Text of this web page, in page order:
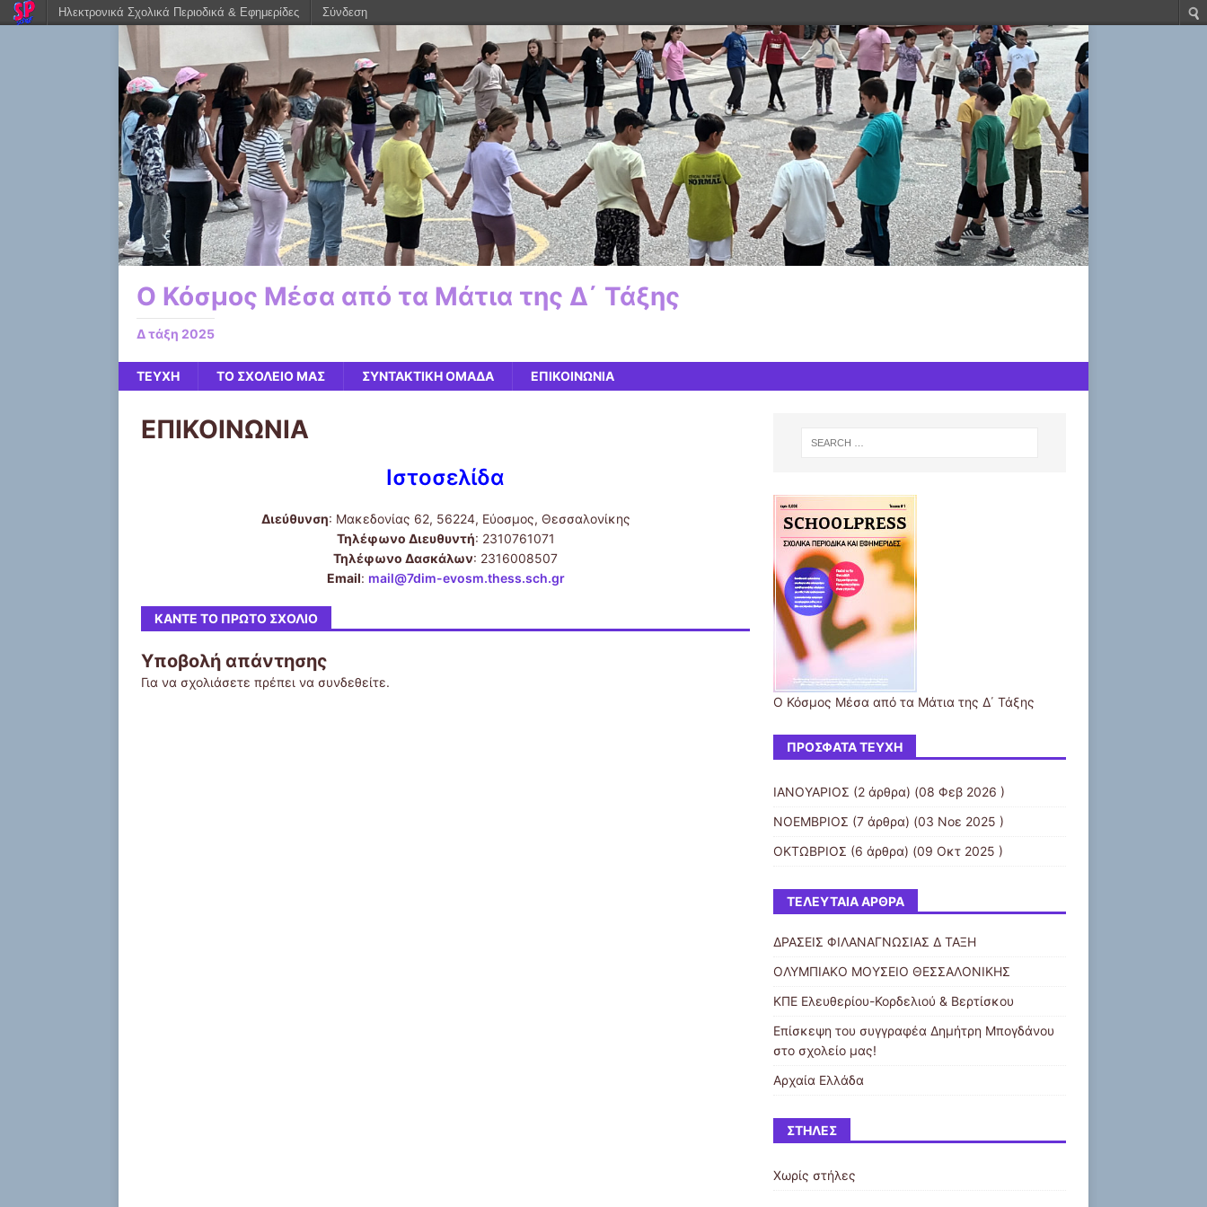
Ο Κόσμος Μέσα από τα Μάτια της Δ΄ Τάξης
Δ τάξη 2025
ΤΕΥΧΗ ΤΟ ΣΧΟΛΕΙΟ ΜΑΣ ΣΥΝΤΑΚΤΙΚΗ ΟΜΑΔΑ ΕΠΙΚΟΙΝΩΝΙΑ
ΕΠΙΚΟΙΝΩΝΙΑ
Ιστοσελίδα
Διεύθυνση: Μακεδονίας 62, 56224, Εύοσμος, Θεσσαλονίκης
Τηλέφωνο Διευθυντή: 2310761071
Τηλέφωνο Δασκάλων: 2316008507
Email: mail@7dim-evosm.thess.sch.gr
ΚΆΝΤΕ ΤΟ ΠΡΏΤΟ ΣΧΌΛΙΟ
Υποβολή απάντησης
Για να σχολιάσετε πρέπει να συνδεθείτε.
Ο Κόσμος Μέσα από τα Μάτια της Δ΄ Τάξης
ΠΡΌΣΦΑΤΑ ΤΕΎΧΗ
ΙΑΝΟΥΑΡΙΟΣ (2 άρθρα) (08 Φεβ 2026 )
ΝΟΕΜΒΡΙΟΣ (7 άρθρα) (03 Νοε 2025 )
ΟΚΤΩΒΡΙΟΣ (6 άρθρα) (09 Οκτ 2025 )
ΤΕΛΕΥΤΑΊΑ ΆΡΘΡΑ
ΔΡΑΣΕΙΣ ΦΙΛΑΝΑΓΝΩΣΙΑΣ Δ ΤΑΞΗ
ΟΛΥΜΠΙΑΚΟ ΜΟΥΣΕΙΟ ΘΕΣΣΑΛΟΝΙΚΗΣ
ΚΠΕ Ελευθερίου-Κορδελιού & Βερτίσκου
Επίσκεψη του συγγραφέα Δημήτρη Μπογδάνου
στο σχολείο μας!
Αρχαία Ελλάδα
ΣΤΉΛΕΣ
Χωρίς στήλες
Ηλεκτρονικά Σχολικά Περιοδικά & Εφημερίδες Σύνδεση